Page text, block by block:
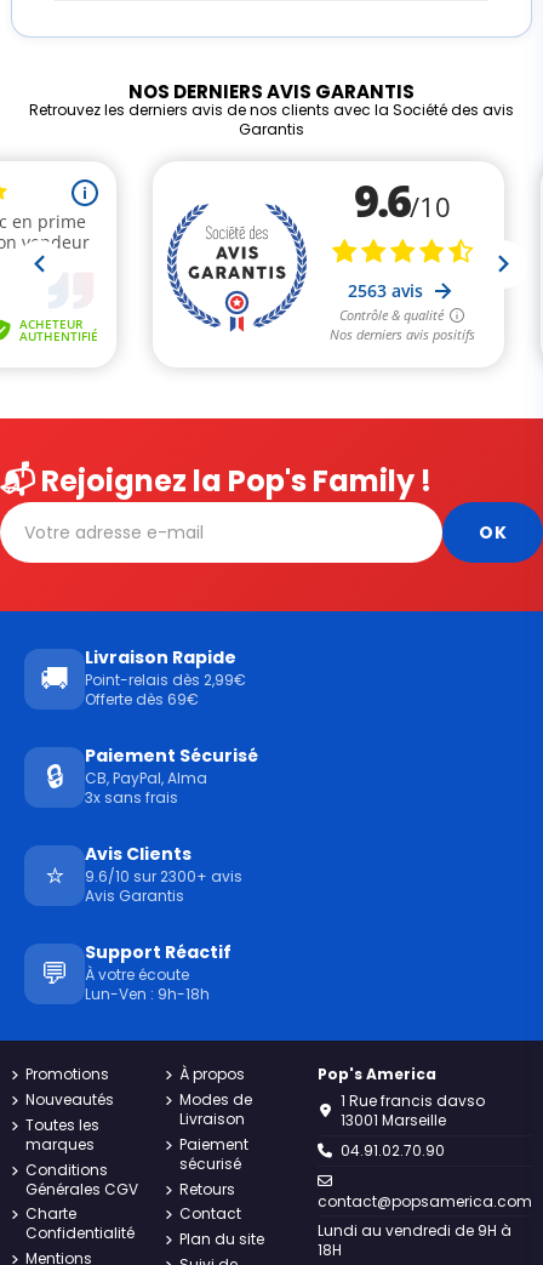
NOS DERNIERS AVIS GARANTIS
Retrouvez les derniers avis de nos clients avec la Société des avis
Garantis
📬 Rejoignez la Pop's Family !
🚚
Livraison Rapide
Point-relais dès 2,99€
Offerte dès 69€
🔒
Paiement Sécurisé
CB, PayPal, Alma
3x sans frais
⭐
Avis Clients
9.6/10 sur 2300+ avis
Avis Garantis
💬
Support Réactif
À votre écoute
Lun-Ven : 9h-18h
Promotions
Nouveautés
Toutes les
marques
Conditions
Générales CGV
Charte
Confidentialité
Mentions
À propos
Modes de
Livraison
Paiement
sécurisé
Retours
Contact
Plan du site
Pop's America
1 Rue francis davso
13001 Marseille
04.91.02.70.90
contact@popsamerica.com
Lundi au vendredi de 9H à
18H